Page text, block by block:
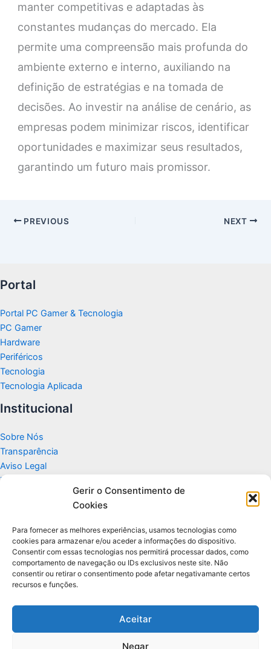
Gerir o Consentimento de
Cookies
Para fornecer as melhores experiências, usamos tecnologias como
cookies para armazenar e/ou aceder a informações do dispositivo.
Consentir com essas tecnologias nos permitirá processar dados, como
comportamento de navegação ou IDs exclusivos neste site. Não
consentir ou retirar o consentimento pode afetar negativamante certos
recursos e funções.
Aceitar
Negar
manter competitivas e adaptadas às
constantes mudanças do mercado. Ela
permite uma compreensão mais profunda do
ambiente externo e interno, auxiliando na
definição de estratégias e na tomada de
decisões. Ao investir na análise de cenário, as
empresas podem minimizar riscos, identificar
oportunidades e maximizar seus resultados,
garantindo um futuro mais promissor.
PREVIOUS NEXT
Portal
Portal PC Gamer & Tecnologia
PC Gamer
Hardware
Periféricos
Tecnologia
Tecnologia Aplicada
Institucional
Sobre Nós
Transparência
Aviso Legal
Termos de Uso
Politicas de Privacidade e Cookies
Apoio
Glossário de Tecnologia
Portal editorial independente sobre tecnologia, PC Gamer e guias